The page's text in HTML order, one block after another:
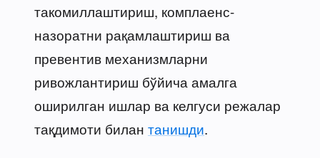
такомиллаштириш, комплаенс-
назоратни рақамлаштириш ва
превентив механизмларни
ривожлантириш бўйича амалга
оширилган ишлар ва келгуси режалар
тақдимоти билан танишди.